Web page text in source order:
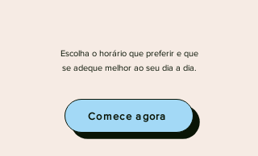
Escolha o horário que preferir e que
se adeque melhor ao seu dia a dia.
Comece agora